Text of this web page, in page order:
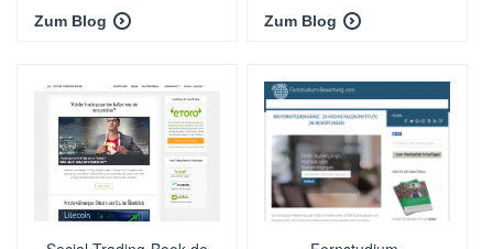
Zum Blog Zum Blog